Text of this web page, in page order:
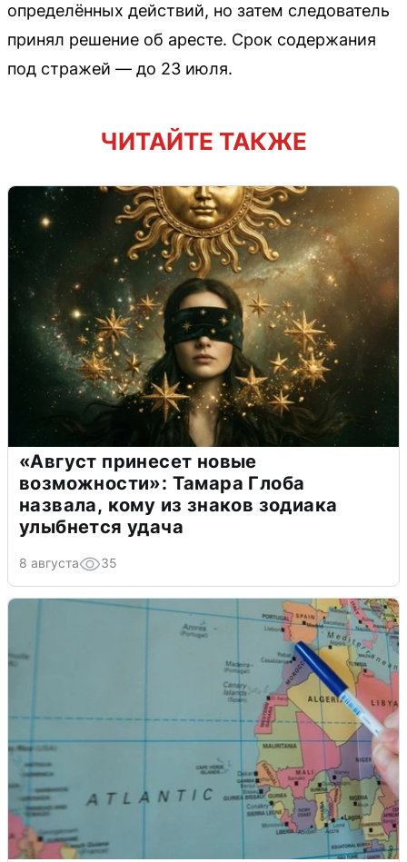
определённых действий, но затем следователь
принял решение об аресте. Срок содержания
под стражей — до 23 июля.
ЧИТАЙТЕ ТАКЖЕ
«Август принесет новые
возможности»: Тамара Глоба
назвала, кому из знаков зодиака
улыбнется удача
8 августа 35